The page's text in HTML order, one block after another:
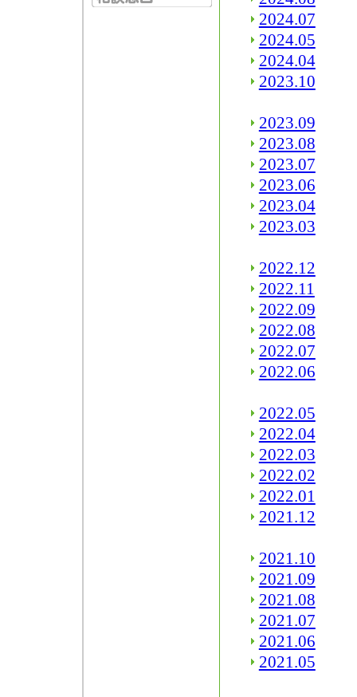
2024.07
2024.05
2024.04
2023.10
2023.09
2023.08
2023.07
2023.06
2023.04
2023.03
2022.12
2022.11
2022.09
2022.08
2022.07
2022.06
2022.05
2022.04
2022.03
2022.02
2022.01
2021.12
2021.10
2021.09
2021.08
2021.07
2021.06
2021.05